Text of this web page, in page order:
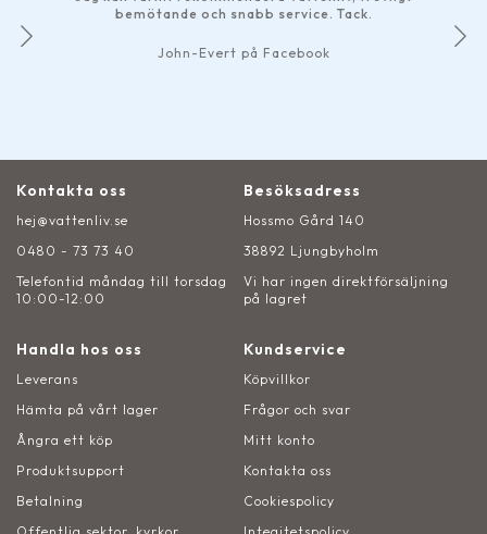
bemötande och snabb service. Tack.
John-Evert på Facebook
Kontakta oss
hej@vattenliv.se
0480 - 73 73 40
Telefontid måndag till torsdag
10:00-12:00
Besöksadress
Hossmo Gård 140
38892 Ljungbyholm
Vi har ingen direktförsäljning
på lagret
Handla hos oss
Leverans
Hämta på vårt lager
Ångra ett köp
Produktsupport
Betalning
Kundservice
Köpvillkor
Frågor och svar
Mitt konto
Kontakta oss
Cookiespolicy